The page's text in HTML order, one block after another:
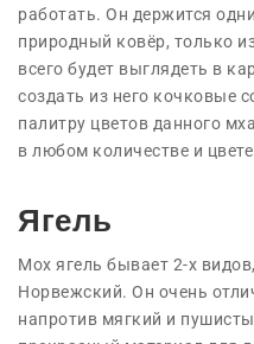
работать. Он держится
природный ковёр, только
всего будет выглядеть в
создать из него
палитру цветов данного
в любом количестве и
Ягель
Мох ягель бывает 2-х
Норвежский. Он очень
напротив мягкий и